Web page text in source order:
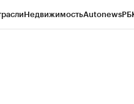
НедвижимостьAutonews